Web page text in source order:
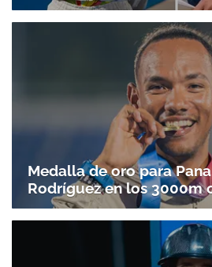
Medalla de oro para
Rodríguez en los 3000m